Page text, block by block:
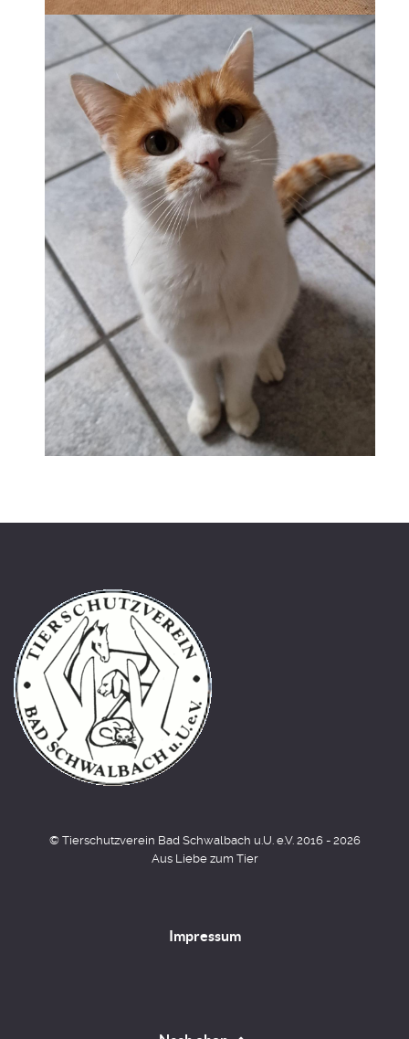
© Tierschutzverein Bad Schwalbach u.U. e.V. 2016 - 2026
Aus Liebe zum Tier
Impressum